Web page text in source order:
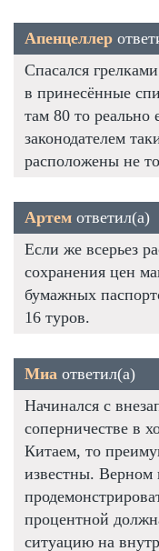
Апенцеллер
Спасался
в принесённые
там 80 то реально
законодателем
расположены не
Артем ответил(а)
Если же всерьез
сохранения цен
бумажных
16 туров.
Миа ответил(а)
Начинался с
соперничестве в
Китаем, то
известны. Верном
процентной
ситуацию на